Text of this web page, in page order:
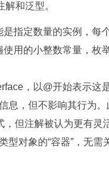
和泛型。
指定数量的实例，每
用的小整数常量，枚
，以@开始表示这
息，但不影响其行为。
但注解被认为更有灵
对象的“容器”，无需